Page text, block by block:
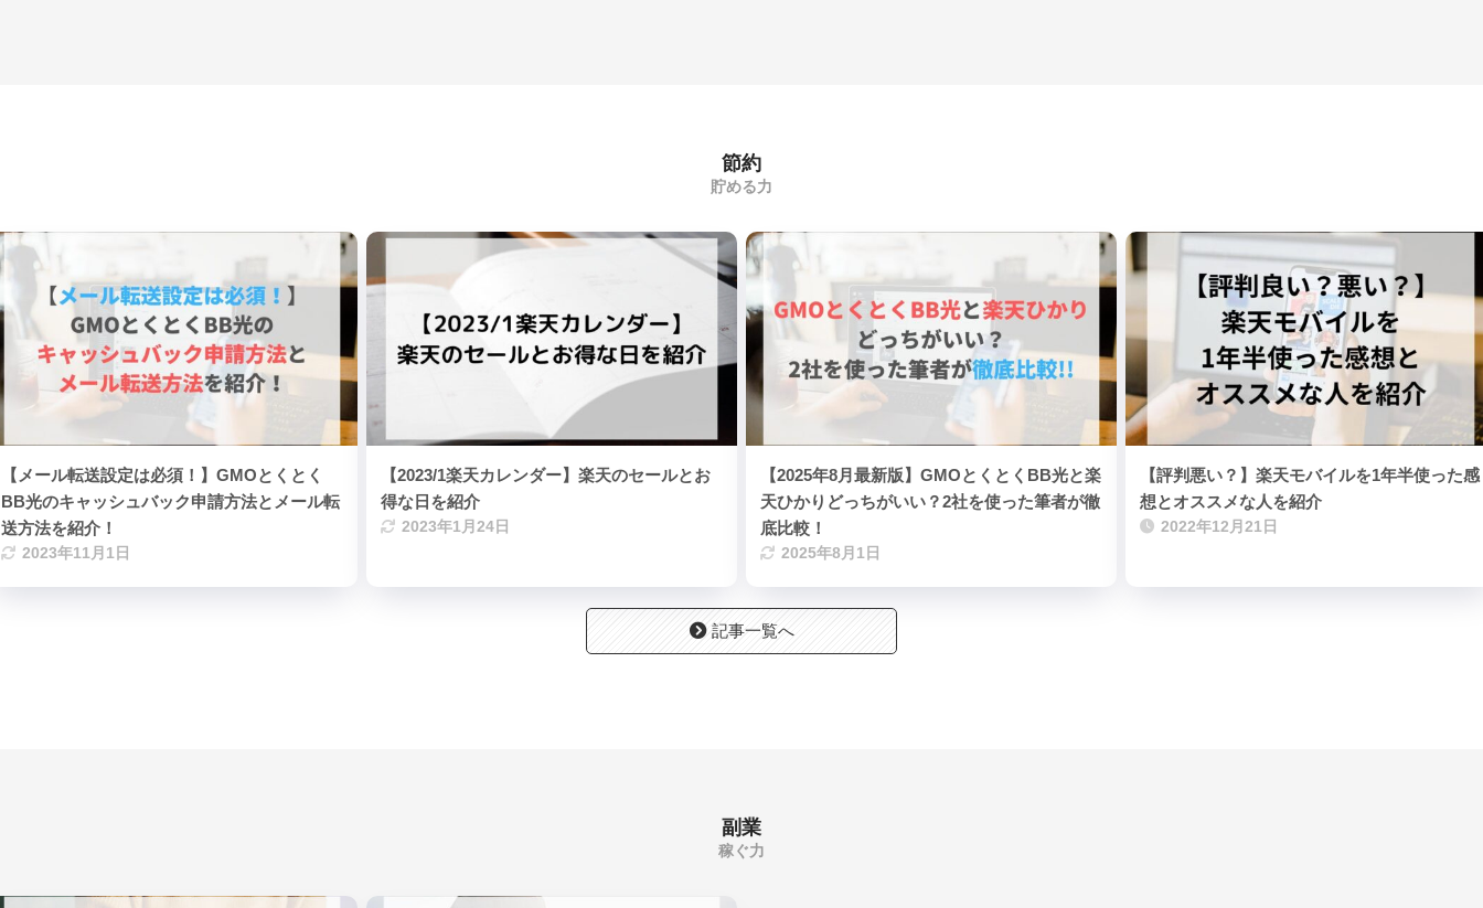
節約
貯める力
【メール転送設定は必須！】GMOとくとく
BB光のキャッシュバック申請方法とメール転
送方法を紹介！
2023年11月1日
【2023/1楽天カレンダー】楽天のセールとお
得な日を紹介
2023年1月24日
【2025年8月最新版】GMOとくとくBB光と楽
天ひかりどっちがいい？2社を使った筆者が徹
底比較！
2025年8月1日
【評判悪い？】楽天モバイルを1年半使った感
想とオススメな人を紹介
2022年12月21日
記事一覧へ
副業
稼ぐ力